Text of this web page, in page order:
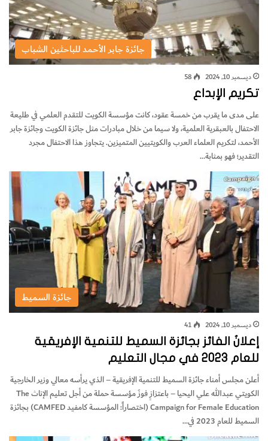
جائزة جابر الأحمد للباحثين الشباب
ديسمبر 10, 2024 58
تكريم الإبداع
على مدى ما يقرب من خمسة عقود، كانت مؤسسة الكويت للتقدم العلمي في طليعة
الاحتفال بالعبقرية العلمية، ولا سيما من خلال مبادرات مثل جائزة الكويت وجائزة جابر
الأحمد، لتكريم العلماء العرب والكويتيين المتميزين. يتجاوز هذا الاحتفال مجرد
التقدير؛ فهو بمثابة…
جائزة السميط
ديسمبر 10, 2024 41
إعلانُ الفائز بجائزة السميط للتنمية الإفريقية
للعام 2023 في مجال التعليم
أعلن مجلس أمناء جائزة السميط للتنمية الإفريقية – الذي يرأسه معالي وزير الخارجية
الكويتي عبدالله علي اليحيا – باعتزازٍ فوزَ مؤسسة حملة من أجل تعليم الإناث The
Campaign for Female Education (اختصاراً: المؤسسة كامفيد CAMFED) بجائزة
السميط للعام 2023 في…